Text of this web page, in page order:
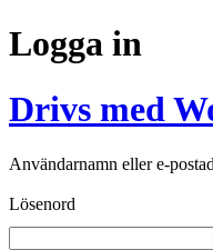
Logga in
Drivs med
Användarnamn eller e-
Lösenord